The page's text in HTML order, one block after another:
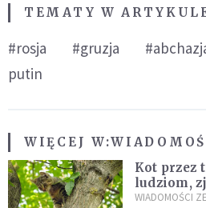
TEMATY W
#rosja #gruzja
putin
WIĘCEJ W:
Kot przez
ludziom,
kaczki. W
WIADOMOŚCI